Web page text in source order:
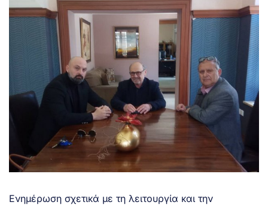
Ενημέρωση σχετικά με τη λειτουργία και την